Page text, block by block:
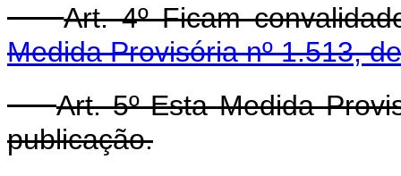
Art. 4º Ficam
Medida Provisória nº 1.513,
Art. 5º Esta Medida
publicação.